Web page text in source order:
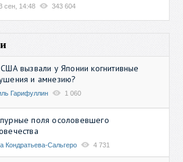
сен, 14:48 343 604
вызвали у Японии когнитивные
и амнезию?
Гарифуллин 1 060
поля осоловевшего
Кондратьева-Сальгеро 4 731